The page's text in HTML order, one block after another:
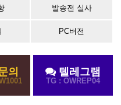
발송전 실사
PC버전
의 텔레그램
TG : OWREP04